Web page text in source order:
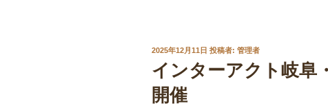
投
日:
2025年12月11日 投稿者: 管理者
インターアクト岐阜
開催